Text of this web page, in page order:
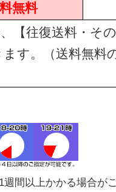
無料
【往復送料・そ
す。（送料無料
間以上かかる場合が